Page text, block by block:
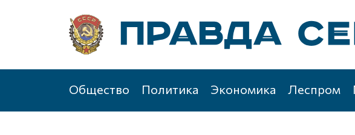
Общество Политика Экономика Леспром